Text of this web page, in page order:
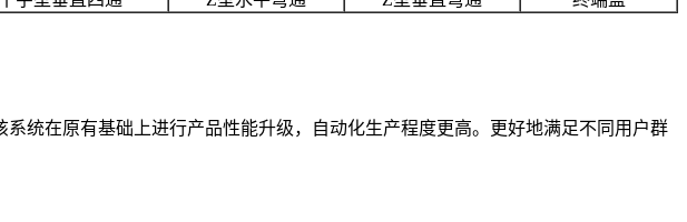
统在原有基础上进行产品性能升级，自动化生产程度更高。更好地满足不同用户群